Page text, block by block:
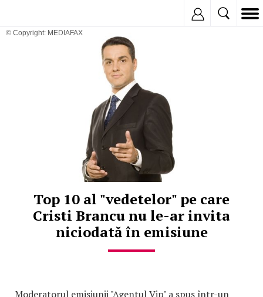
© Copyright: MEDIAFAX
Top 10 al "vedetelor" pe care
Cristi Brancu nu le-ar invita
niciodată în emisiune
Moderatorul emisiunii "Agentul Vip" a spus într-un